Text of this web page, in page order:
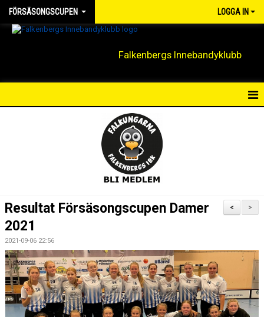
FÖRSÄSONGSCUPEN LOGGA IN
Falkenbergs Innebandyklubb
KONTAKT
>
<
Resultat Försäsongscupen Damer
2021
2021-09-06 22:56